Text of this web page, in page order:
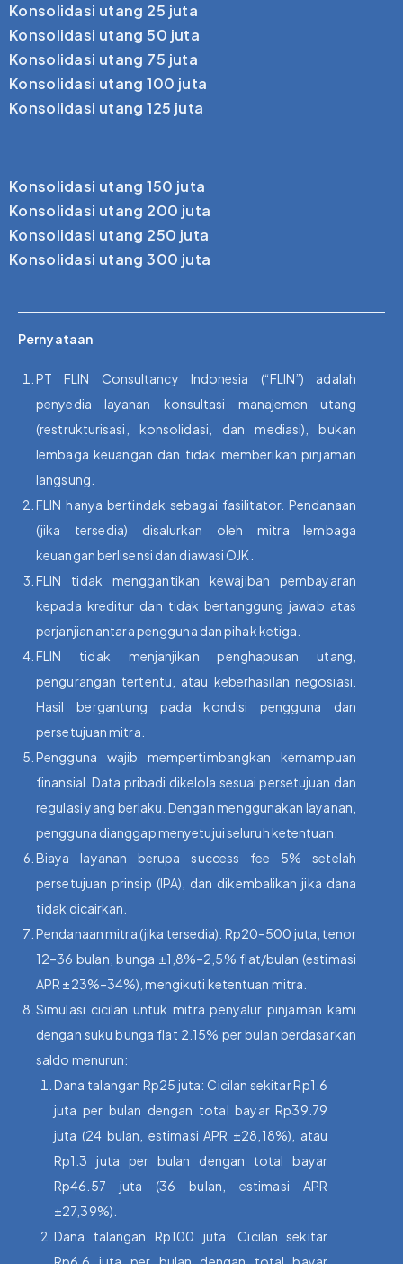
Konsolidasi utang 25 juta
Konsolidasi utang 50 juta
Konsolidasi utang 75 juta
Konsolidasi utang 100 juta
Konsolidasi utang 125 juta
Konsolidasi utang 150 juta
Konsolidasi utang 200 juta
Konsolidasi utang 250 juta
Konsolidasi utang 300 juta
Pernyataan
PT FLIN Consultancy Indonesia (“FLIN”) adalah
penyedia layanan konsultasi manajemen utang
(restrukturisasi, konsolidasi, dan mediasi), bukan
lembaga keuangan dan tidak memberikan pinjaman
langsung.
FLIN hanya bertindak sebagai fasilitator. Pendanaan
(jika tersedia) disalurkan oleh mitra lembaga
keuangan berlisensi dan diawasi OJK.
FLIN tidak menggantikan kewajiban pembayaran
kepada kreditur dan tidak bertanggung jawab atas
perjanjian antara pengguna dan pihak ketiga.
FLIN tidak menjanjikan penghapusan utang,
pengurangan tertentu, atau keberhasilan negosiasi.
Hasil bergantung pada kondisi pengguna dan
persetujuan mitra.
Pengguna wajib mempertimbangkan kemampuan
finansial. Data pribadi dikelola sesuai persetujuan dan
regulasi yang berlaku. Dengan menggunakan layanan,
pengguna dianggap menyetujui seluruh ketentuan.
Biaya layanan berupa success fee 5% setelah
persetujuan prinsip (IPA), dan dikembalikan jika dana
tidak dicairkan.
Pendanaan mitra (jika tersedia): Rp20–500 juta, tenor
12–36 bulan, bunga ±1,8%–2,5% flat/bulan (estimasi
APR ±23%–34%), mengikuti ketentuan mitra.
Simulasi cicilan untuk mitra penyalur pinjaman kami
dengan suku bunga flat 2.15% per bulan berdasarkan
saldo menurun:
Dana talangan Rp25 juta: Cicilan sekitar Rp1.6
juta per bulan dengan total bayar Rp39.79
juta (24 bulan, estimasi APR ±28,18%), atau
Rp1.3 juta per bulan dengan total bayar
Rp46.57 juta (36 bulan, estimasi APR
±27,39%).
Dana talangan Rp100 juta: Cicilan sekitar